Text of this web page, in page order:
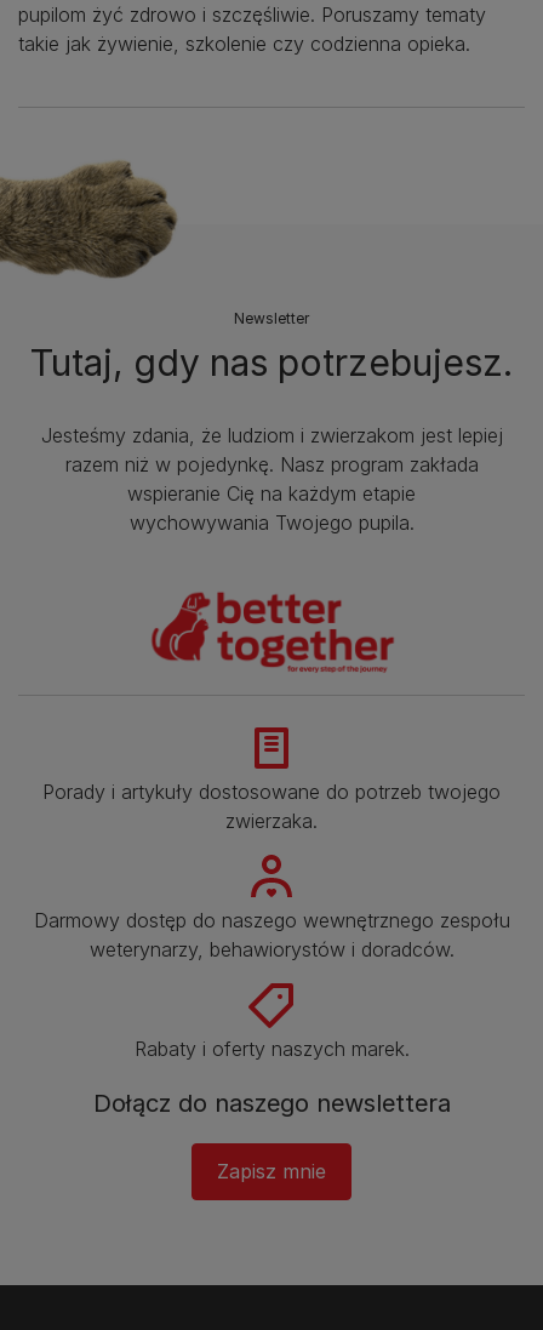
pupilom żyć zdrowo i szczęśliwie. Poruszamy tematy
takie jak żywienie, szkolenie czy codzienna opieka.
Newsletter
Tutaj, gdy nas potrzebujesz.
Jesteśmy zdania, że ludziom i zwierzakom jest lepiej
razem niż w pojedynkę. Nasz program zakłada
wspieranie Cię na każdym etapie
wychowywania Twojego pupila.
Porady i artykuły dostosowane do potrzeb twojego
zwierzaka.​
Darmowy dostęp do naszego wewnętrznego zespołu
weterynarzy, behawiorystów i doradców.​
Rabaty i oferty naszych marek.​
Dołącz do naszego newslettera​
Zapisz mnie